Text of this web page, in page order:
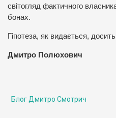
світогляд фактичного
бонах.
Гіпотеза, як видається, досить
Дмитро Полюхович
Блог Дмитро Смотрич